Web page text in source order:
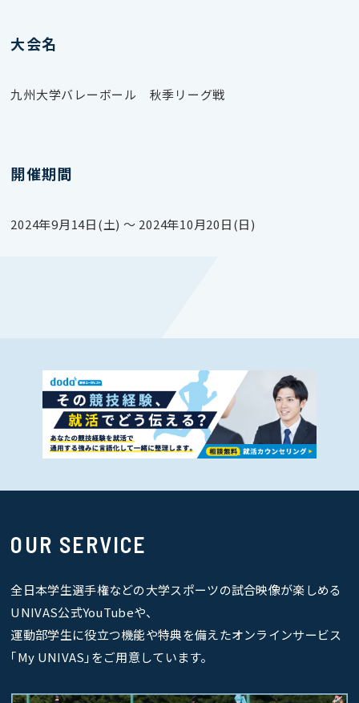
大会名
九州大学バレーボール 秋季リーグ戦
開催期間
2024年9月14日(土) 〜 2024年10月20日(日)
OUR SERVICE
全日本学生選手権などの大学スポーツの試合映像が楽しめる
UNIVAS公式YouTubeや、
運動部学生に役立つ機能や特典を備えたオンラインサービス
｢My UNIVAS｣をご用意しています。